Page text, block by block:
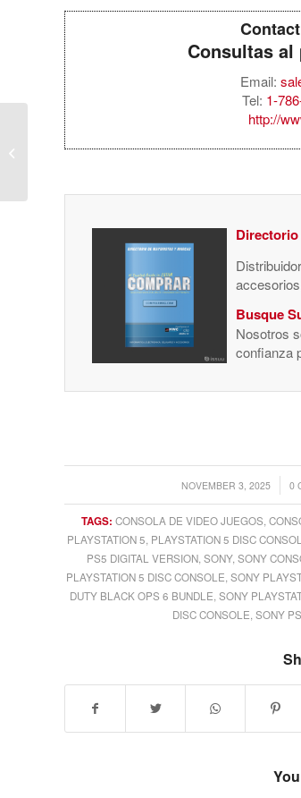
Consultas al
Email:
Tel: 1-
http://
Busque
Nosotros
confianza
NOVEMBER 3, 2025
/ 0
TAGS: CONSOLA DE VIDEO JUEGOS,
PLAYSTATION 5, PLAYSTATION 5 DISC
PS5 DIGITAL VERSION,SONY,SONY
PLAYSTATION 5 DISC CONSOLE,SONY
DUTY BLACK OPS 6 BUNDLE,SONY
DISC CONSOLE,SONY
Sony PlayStation 5
Slim 1TB Disc Console